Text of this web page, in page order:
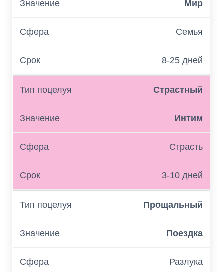
Мир
Семья
8-25 дней
Страстный
Интим
Страсть
3-10 дней
Прощальный
Поездка
Разлука